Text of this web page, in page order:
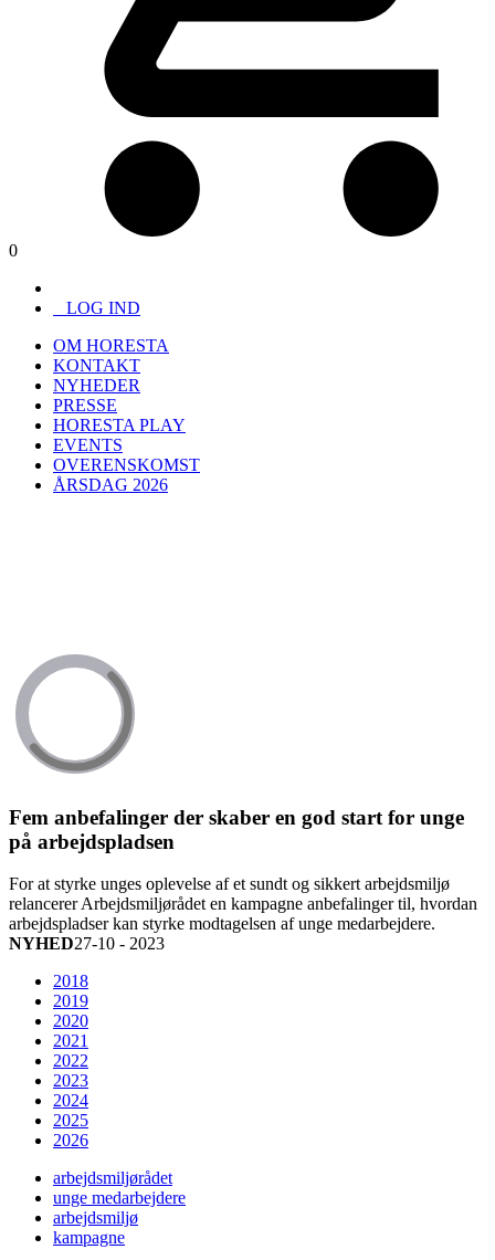
0
LOG IND
OM HORESTA
KONTAKT
NYHEDER
PRESSE
HORESTA PLAY
EVENTS
OVERENSKOMST
ÅRSDAG 2026
Fem anbefalinger der skaber en god start for unge
på arbejdspladsen
For at styrke unges oplevelse af et sundt og sikkert arbejdsmiljø
relancerer Arbejdsmiljørådet en kampagne anbefalinger til, hvordan
arbejdspladser kan styrke modtagelsen af unge medarbejdere.
NYHED27-10 - 2023
2018
2019
2020
2021
2022
2023
2024
2025
2026
arbejdsmiljørådet
unge medarbejdere
arbejdsmiljø
kampagne